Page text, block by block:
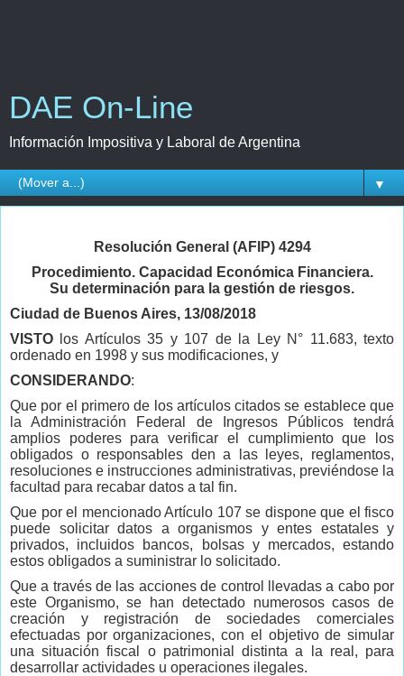
DAE On-Line
Información Impositiva y Laboral de Argentina
▼
Resolución General (AFIP) 4294
Procedimiento. Capacidad Económica Financiera.
Su determinación para la gestión de riesgos.
Ciudad de Buenos Aires, 13/08/2018
VISTO los Artículos 35 y 107 de la Ley N° 11.683, texto
ordenado en 1998 y sus modificaciones, y
CONSIDERANDO:
Que por el primero de los artículos citados se establece que
la Administración Federal de Ingresos Públicos tendrá
amplios poderes para verificar el cumplimiento que los
obligados o responsables den a las leyes, reglamentos,
resoluciones e instrucciones administrativas, previéndose la
facultad para recabar datos a tal fin.
Que por el mencionado Artículo 107 se dispone que el fisco
puede solicitar datos a organismos y entes estatales y
privados, incluidos bancos, bolsas y mercados, estando
estos obligados a suministrar lo solicitado.
Que a través de las acciones de control llevadas a cabo por
este Organismo, se han detectado numerosos casos de
creación y registración de sociedades comerciales
efectuadas por organizaciones, con el objetivo de simular
una situación fiscal o patrimonial distinta a la real, para
desarrollar actividades u operaciones ilegales.